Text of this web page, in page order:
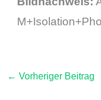
← Vorheriger Beitrag